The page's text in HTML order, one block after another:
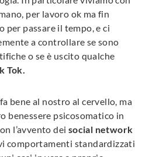
per lavoro ok ma fin
per passare il tempo, e ci
a controllare se sono
o se è uscito qualche
Tok.
bene al nostro al cervello, ma
benessere psicosomatico in
l’avvento dei social network
comportamenti standardizzati